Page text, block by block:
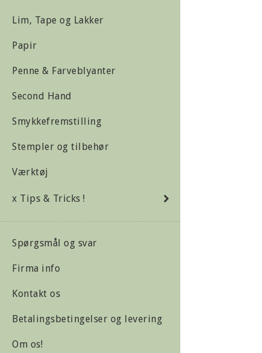
Lim, Tape og Lakker
Papir
Penne & Farveblyanter
Second Hand
Smykkefremstilling
Stempler og tilbehør
Værktøj
x Tips & Tricks !
Spørgsmål og svar
Firma info
Kontakt os
Betalingsbetingelser og levering
Om os!